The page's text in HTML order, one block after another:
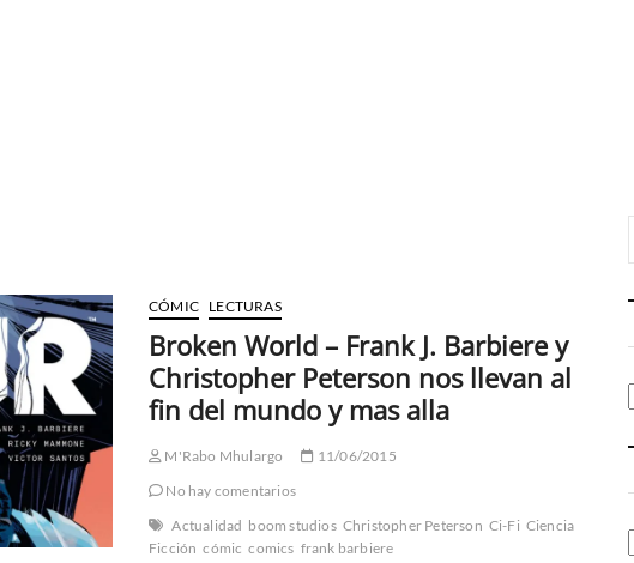
CÓMIC LECTURAS
Broken World – Frank J. Barbiere y
Christopher Peterson nos llevan al
fin del mundo y mas alla
M'Rabo Mhulargo
11/06/2015
No hay comentarios
Actualidad boom studios Christopher Peterson Ci-Fi Ciencia
Ficción cómic comics frank barbiere